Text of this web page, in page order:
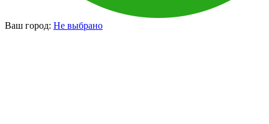
Ваш город: Не выбрано